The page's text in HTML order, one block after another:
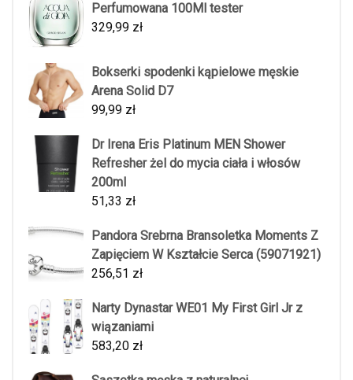
Perfumowana 100Ml tester
329,99 zł
Bokserki spodenki kąpielowe męskie
Arena Solid D7
99,99 zł
Dr Irena Eris Platinum MEN Shower
Refresher żel do mycia ciała i włosów
200ml
51,33 zł
Pandora Srebrna Bransoletka Moments Z
Zapięciem W Kształcie Serca (59071921)
256,51 zł
Narty Dynastar WE01 My First Girl Jr z
wiązaniami
583,20 zł